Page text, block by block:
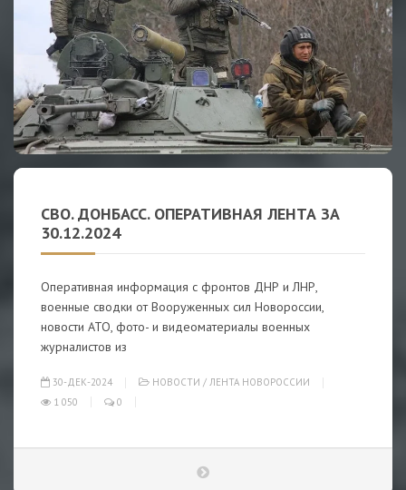
СВО. ДОНБАСС. ОПЕРАТИВНАЯ ЛЕНТА ЗА
30.12.2024
Оперативная информация с фронтов ДНР и ЛНР,
военные сводки от Вооруженных сил Новороссии,
новости АТО, фото- и видеоматериалы военных
журналистов из
30-ДЕК-2024 НОВОСТИ / ЛЕНТА НОВОРОССИИ
1 050
0